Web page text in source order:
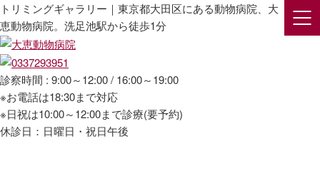
トリミングギャラリー｜東京都大田区にある動物病院、大
恵動物病院。洗足池駅から徒歩1分
診察時間 : 9:00～12:00 / 16:00～19:00
※お電話は18:30まで対応
※日祝は10:00～12:00まで診療(要予約)
休診日：日曜日・祝日午後